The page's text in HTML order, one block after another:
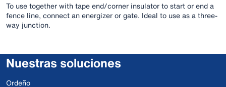
To use together with tape end/corner insulator to start or end a
fence line, connect an energizer or gate. Ideal to use as a three-
way junction.
Nuestras soluciones
Ordeño